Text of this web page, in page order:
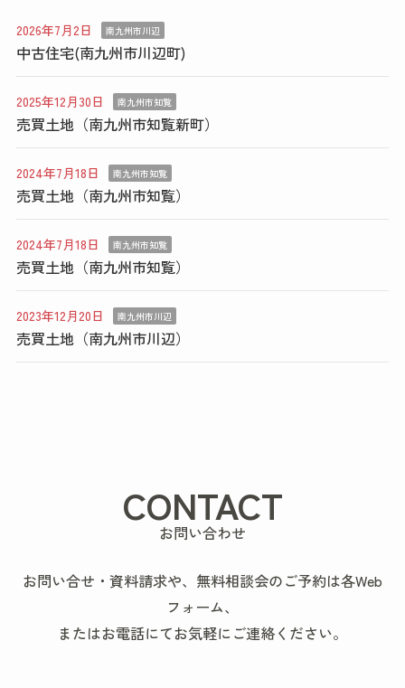
2026年7月2日 南九州市川辺
中古住宅(南九州市川辺町)
2025年12月30日 南九州市知覧
売買土地（南九州市知覧新町）
2024年7月18日 南九州市知覧
売買土地（南九州市知覧）
2024年7月18日 南九州市知覧
売買土地（南九州市知覧）
2023年12月20日 南九州市川辺
売買土地（南九州市川辺）
CONTACT
お問い合わせ
お問い合せ・資料請求や、無料相談会のご予約は各Web
フォーム、
またはお電話にてお気軽にご連絡ください。